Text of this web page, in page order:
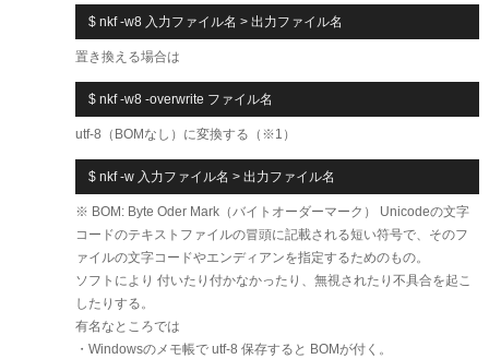
置き換える場合は
utf-8（BOMなし）に変換する（※1）
$ nkf -w 入力ファイル名 > 出力ファイル名
※ BOM: Byte Oder Mark（バイトオーダーマーク） Unicodeの文字
コードのテキストファイルの冒頭に記載される短い符号で、そのフ
ァイルの文字コードやエンディアンを指定するためのもの。
ソフトにより 付いたり付かなかったり、無視されたり不具合を起こ
したりする。
有名なところでは
・Windowsのメモ帳で utf-8 保存すると BOMが付く。